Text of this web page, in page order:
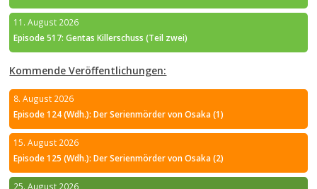
11. August 2026
Episode 517: Gentas Killerschuss (Teil zwei)
Kommende Veröffentlichungen:
8. August 2026
Episode 124 (Wdh.): Der Serienmörder von Osaka (1)
15. August 2026
Episode 125 (Wdh.): Der Serienmörder von Osaka (2)
25. August 2026